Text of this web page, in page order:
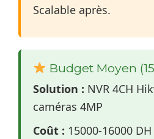
Scalable après.
Budget Moyen
Solution : NVR 4CH
caméras 4MP
Coût : 15000-16000 DH